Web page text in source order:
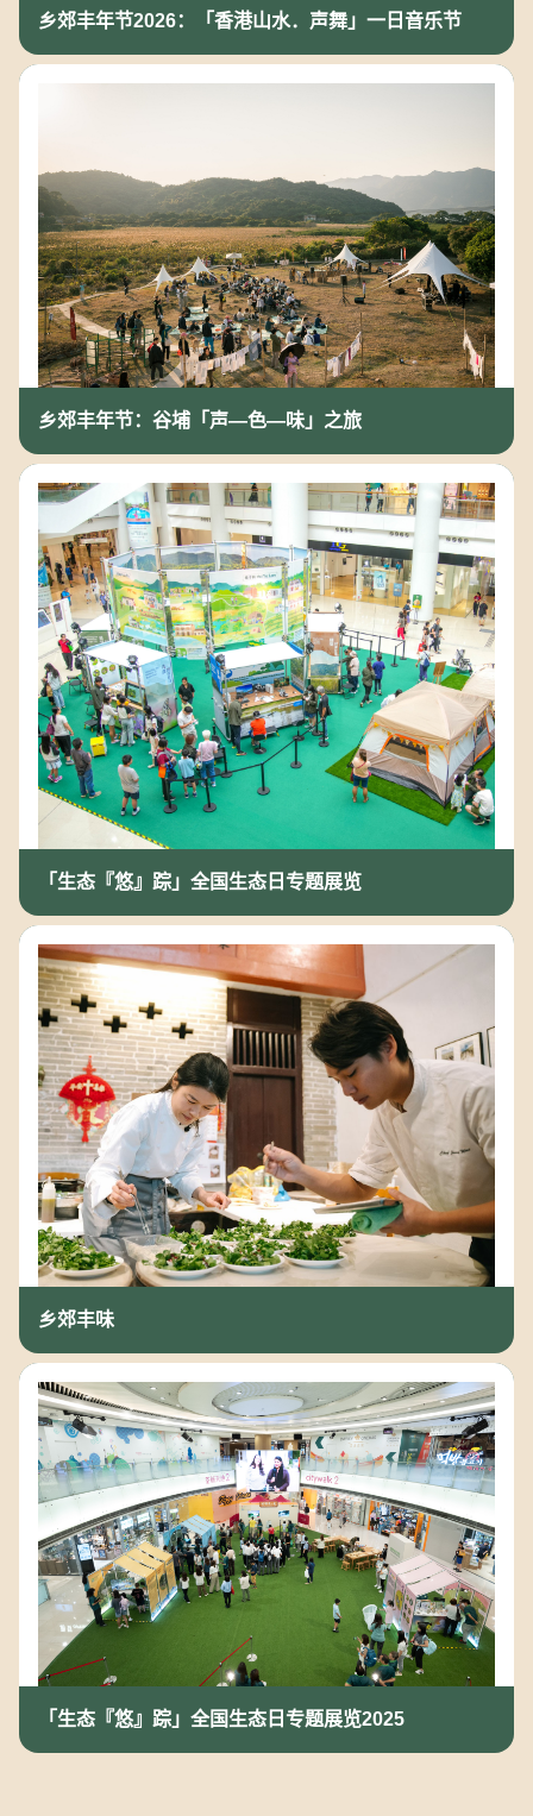
乡郊丰年节2026：「香港山水．声舞」一日音乐节
乡郊丰年节：谷埔「声—色—味」之旅
「生态『悠』踪」全国生态日专题展览
乡郊丰味
「生态『悠』踪」全国生态日专题展览2025